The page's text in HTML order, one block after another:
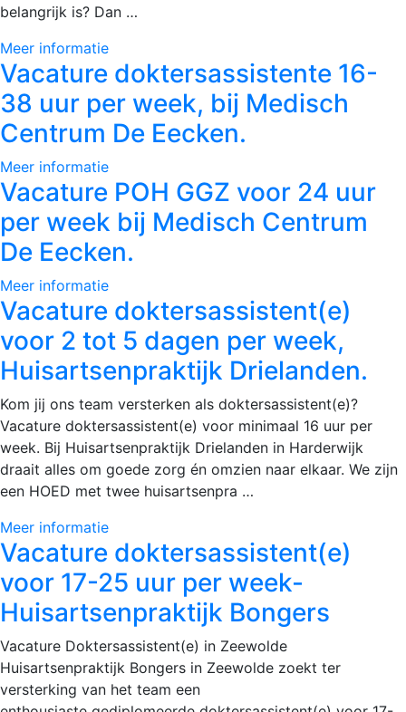
belangrijk is? Dan …
Meer informatie
Vacature doktersassistente 16-
38 uur per week, bij Medisch
Centrum De Eecken.
Meer informatie
Vacature POH GGZ voor 24 uur
per week bij Medisch Centrum
De Eecken.
Meer informatie
Vacature doktersassistent(e)
voor 2 tot 5 dagen per week,
Huisartsenpraktijk Drielanden.
Kom jij ons team versterken als doktersassistent(e)?
Vacature doktersassistent(e) voor minimaal 16 uur per
week. Bij Huisartsenpraktijk Drielanden in Harderwijk
draait alles om goede zorg én omzien naar elkaar. We zijn
een HOED met twee huisartsenpra …
Meer informatie
Vacature doktersassistent(e)
voor 17-25 uur per week-
Huisartsenpraktijk Bongers
Vacature Doktersassistent(e) in Zeewolde
Huisartsenpraktijk Bongers in Zeewolde zoekt ter
versterking van het team een